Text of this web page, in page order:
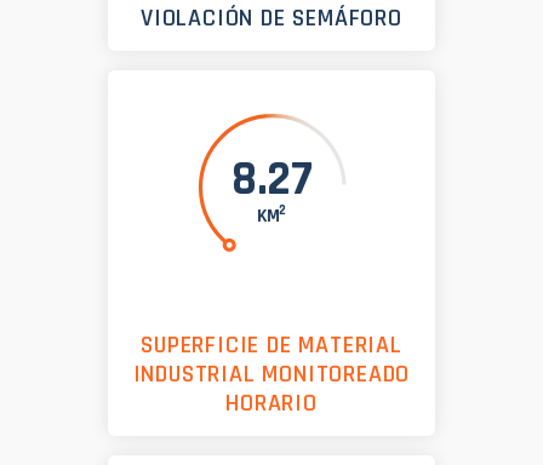
VIOLACIÓN DE SEMÁFORO
8.27
KM2
SUPERFICIE DE MATERIAL
INDUSTRIAL MONITOREADO
HORARIO